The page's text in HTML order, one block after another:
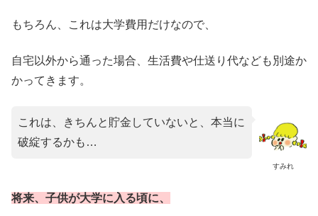
もちろん、これは大学費用だけなので、
自宅以外から通った場合、生活費や仕送り代なども別途か
かってきます。
すみれ
これは、きちんと貯金していないと、本当に
破綻するかも…
将来、子供が大学に入る頃に、